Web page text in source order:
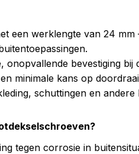
een werklengte van 24
bevestiging bij
minimale kans op
schuttingen en andere
tegen corrosie in